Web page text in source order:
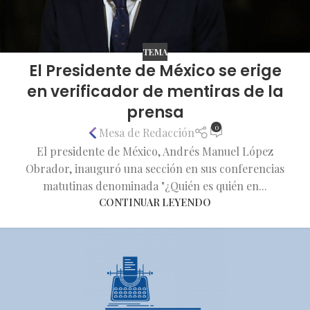
TEMA
El Presidente de México se erige
en verificador de mentiras de la
prensa
Mesa de Redacción 0
El presidente de México, Andrés Manuel López
Obrador, inauguró una sección en sus conferencias
matutinas denominada "¿Quién es quién en...
CONTINUAR LEYENDO